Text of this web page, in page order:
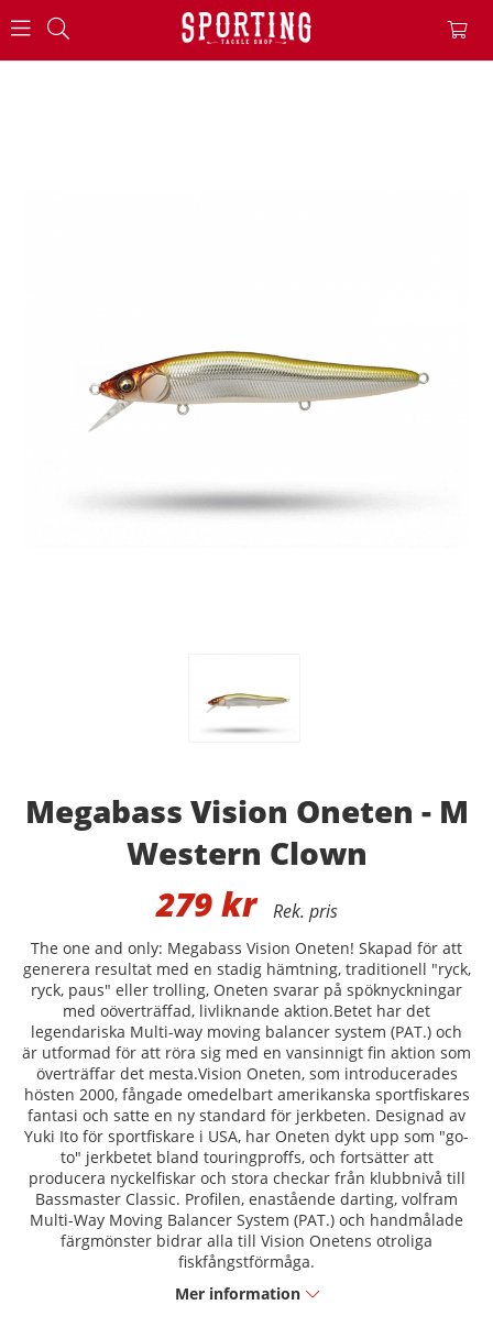
Megabass Vision Oneten - M
Western Clown
279kr
The one and only: Megabass Vision Oneten! Skapad för att
generera resultat med en stadig hämtning, traditionell "ryck,
ryck, paus" eller trolling, Oneten svarar på spöknyckningar
med oöverträffad, livliknande aktion.Betet har det
legendariska Multi-way moving balancer system (PAT.) och
är utformad för att röra sig med en vansinnigt fin aktion som
överträffar det mesta.Vision Oneten, som introducerades
hösten 2000, fångade omedelbart amerikanska sportfiskares
fantasi och satte en ny standard för jerkbeten. Designad av
Yuki Ito för sportfiskare i USA, har Oneten dykt upp som "go-
to" jerkbetet bland touringproffs, och fortsätter att
producera nyckelfiskar och stora checkar från klubbnivå till
Bassmaster Classic. Profilen, enastående darting, volfram
Multi-Way Moving Balancer System (PAT.) och handmålade
färgmönster bidrar alla till Vision Onetens otroliga
fiskfångstförmåga.
Mer information